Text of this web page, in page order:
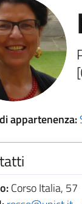
appartenenza:
Corso Italia, 57